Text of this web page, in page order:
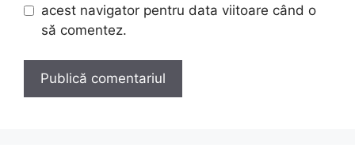
acest navigator pentru data viitoare când o
să comentez.